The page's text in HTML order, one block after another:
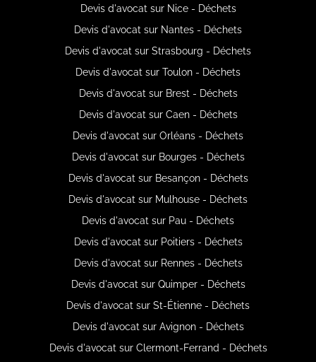
Devis d'avocat sur Nice - Déchets
Devis d'avocat sur Nantes - Déchets
Devis d'avocat sur Strasbourg - Déchets
Devis d'avocat sur Toulon - Déchets
Devis d'avocat sur Brest - Déchets
Devis d'avocat sur Caen - Déchets
Devis d'avocat sur Orléans - Déchets
Devis d'avocat sur Bourges - Déchets
Devis d'avocat sur Besançon - Déchets
Devis d'avocat sur Mulhouse - Déchets
Devis d'avocat sur Pau - Déchets
Devis d'avocat sur Poitiers - Déchets
Devis d'avocat sur Rennes - Déchets
Devis d'avocat sur Quimper - Déchets
Devis d'avocat sur St-Étienne - Déchets
Devis d'avocat sur Avignon - Déchets
Devis d'avocat sur Clermont-Ferrand - Déchets